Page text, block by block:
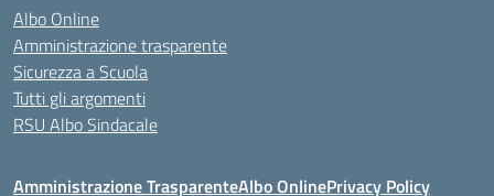
Albo Online
Amministrazione trasparente
Sicurezza a Scuola
Tutti gli argomenti
RSU Albo Sindacale
Amministrazione TrasparenteAlbo OnlinePrivacy Policy